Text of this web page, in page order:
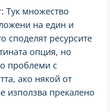
Тук множество
на един и
споделят ресурсите
опция, но
проблеми с
ако някой от
използва прекалено